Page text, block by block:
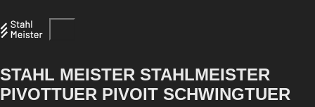
STAHL MEISTER STAHLMEISTER
PIVOTTUER PIVOIT SCHWINGTUER